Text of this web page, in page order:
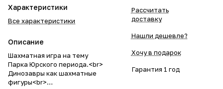
Характеристики
Все характеристики
Описание
Шахматная игра на тему
Парка Юрского периода.<br>
Динозавры как шахматные
фигуры<br>
Рассчитать
доставку
Нашли дешевле?
Хочу в подарок
Гарантия 1 год